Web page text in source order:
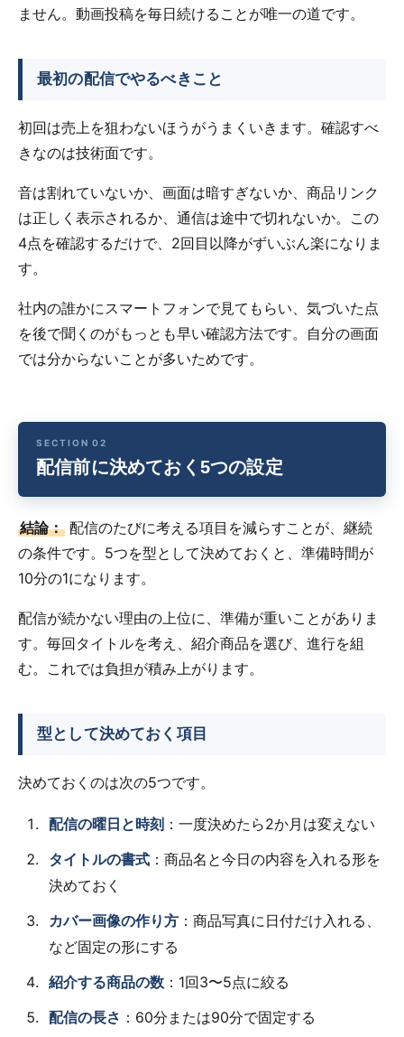
ません。動画投稿を毎日続けることが唯一の道です。
最初の配信でやるべきこと
初回は売上を狙わないほうがうまくいきます。確認すべ
きなのは技術面です。
音は割れていないか、画面は暗すぎないか、商品リンク
は正しく表示されるか、通信は途中で切れないか。この
4点を確認するだけで、2回目以降がずいぶん楽になりま
す。
社内の誰かにスマートフォンで見てもらい、気づいた点
を後で聞くのがもっとも早い確認方法です。自分の画面
では分からないことが多いためです。
配信前に決めておく5つの設定
結論： 配信のたびに考える項目を減らすことが、継続
の条件です。5つを型として決めておくと、準備時間が
10分の1になります。
配信が続かない理由の上位に、準備が重いことがありま
す。毎回タイトルを考え、紹介商品を選び、進行を組
む。これでは負担が積み上がります。
型として決めておく項目
決めておくのは次の5つです。
配信の曜日と時刻 ：一度決めたら2か月は変えない
タイトルの書式 ：商品名と今日の内容を入れる形を
決めておく
カバー画像の作り方 ：商品写真に日付だけ入れる、
など固定の形にする
紹介する商品の数 ：1回3〜5点に絞る
配信の長さ ：60分または90分で固定する